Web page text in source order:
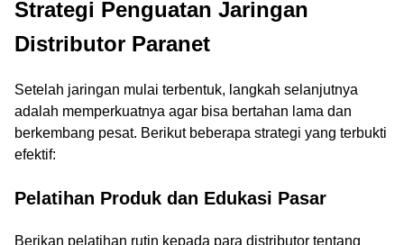
Strategi Penguatan Jaringan
Distributor Paranet
Setelah jaringan mulai terbentuk, langkah selanjutnya
adalah memperkuatnya agar bisa bertahan lama dan
berkembang pesat. Berikut beberapa strategi yang terbukti
efektif:
Pelatihan Produk dan Edukasi Pasar
Berikan pelatihan rutin kepada para distributor tentang